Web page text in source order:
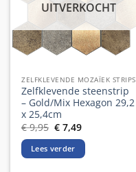
UITVERKOCHT
ZELFKLEVENDE MOZAÏEK STRIPS
Zelfklevende steenstrip
– Gold/Mix Hexagon 29,2
x 25,4cm
€9,95 Oorspronkelijke
prijs
was:
€ 9,95.
€ 7,49Huidige
is:
€ 7,49.
Lees verder